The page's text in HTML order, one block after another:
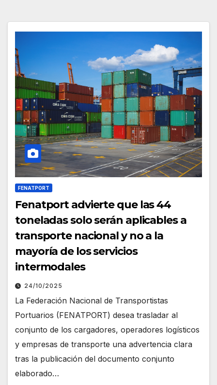
FENATPORT
Fenatport advierte que las 44
toneladas solo serán aplicables a
transporte nacional y no a la
mayoría de los servicios
intermodales
24/10/2025
La Federación Nacional de Transportistas
Portuarios (FENATPORT) desea trasladar al
conjunto de los cargadores, operadores logísticos
y empresas de transporte una advertencia clara
tras la publicación del documento conjunto
elaborado…